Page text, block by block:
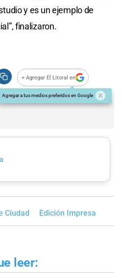
y es un ejemplo de
finalizaron.
+ Agregar El Litoral en
Agregar a tus medios preferidos en Google
Ciudad Edición Impresa
leer: